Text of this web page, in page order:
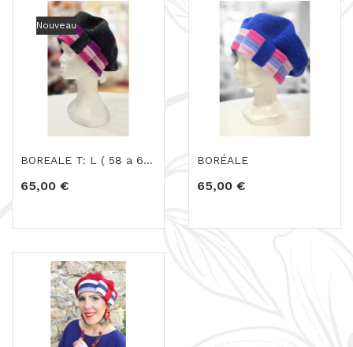
Nouveau
BOREALE T: L ( 58 a 61 cm )
65,00 €
BORÉALE
65,00 €